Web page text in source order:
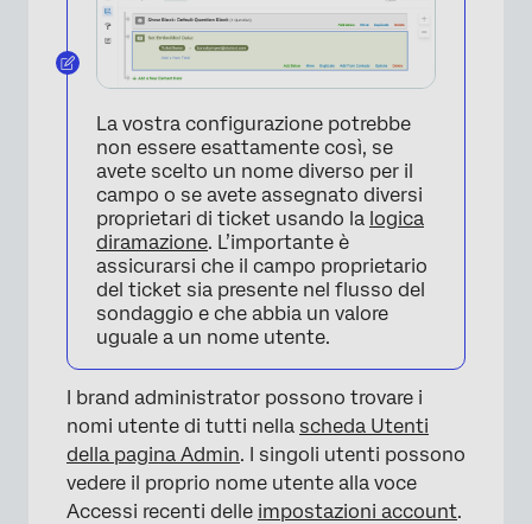
La vostra configurazione potrebbe
non essere esattamente così, se
avete scelto un nome diverso per il
campo o se avete assegnato diversi
proprietari di ticket usando la logica
diramazione. L’importante è
assicurarsi che il campo proprietario
del ticket sia presente nel flusso del
sondaggio e che abbia un valore
uguale a un nome utente.
I brand administrator possono trovare i
nomi utente di tutti nella scheda Utenti
della pagina Admin. I singoli utenti possono
vedere il proprio nome utente alla voce
Accessi recenti delle impostazioni account.